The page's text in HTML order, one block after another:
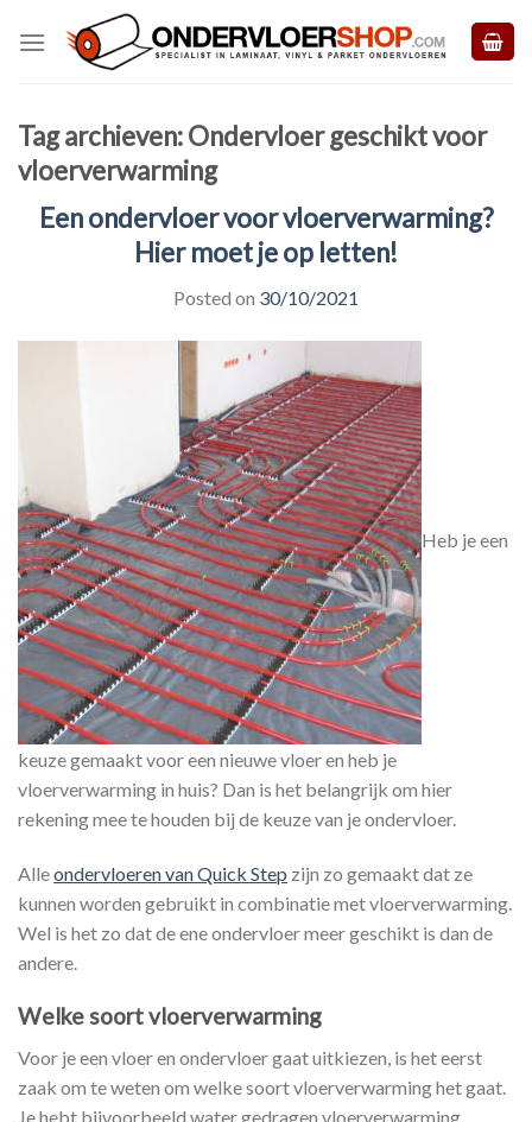
Tag archieven:Ondervloer geschikt voor
vloerverwarming
Een ondervloer voor vloerverwarming?
Hier moet je op letten!
Posted on 30/10/2021
Heb je een
keuze gemaakt voor een nieuwe vloer en heb je
vloerverwarming in huis? Dan is het belangrijk om hier
rekening mee te houden bij de keuze van je ondervloer.
Alleondervloeren van Quick Step zijn zo gemaakt dat ze
kunnen worden gebruikt in combinatie met vloerverwarming.
Wel is het zo dat de ene ondervloer meer geschikt is dan de
andere.
Welke soort vloerverwarming
Voor je een vloer en ondervloer gaat uitkiezen, is het eerst
zaak om te weten om welke soort vloerverwarming het gaat.
Je hebt bijvoorbeeld water gedragen vloerverwarming,